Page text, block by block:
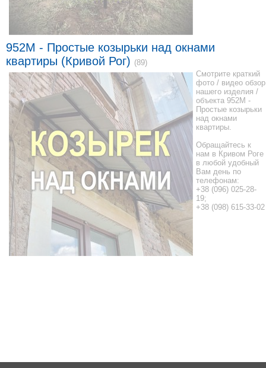
952М - Простые козырьки над окнами
квартиры (Кривой Рог) (89)
Смотрите краткий
фото / видео обзор
нашего изделия /
объекта 952М -
Простые козырьки
над окнами
квартиры.
Обращайтесь к
нам в Кривом Роге
в любой удобный
Вам день по
телефонам:
+38 (096) 025-28-
19;
+38 (098) 615-33-02